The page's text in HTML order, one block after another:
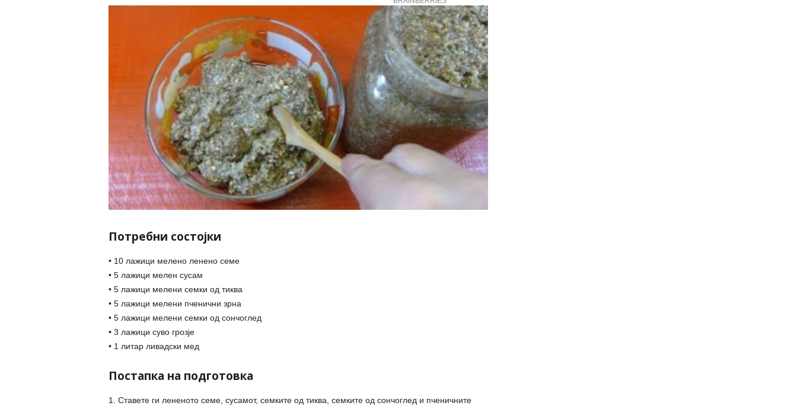
Потребни состојки
• 10 лажици мелено ленено семе
• 5 лажици мелен сусам
• 5 лажици мелени семки од тиква
• 5 лажици мелени пченични зрна
• 5 лажици мелени семки од сончоглед
• 3 лажици суво грозје
• 1 литар ливадски мед
Постапка на подготовка
1. Ставете ги лененото семе, сусамот, семките од тиква, семките од сончоглед и пченичните